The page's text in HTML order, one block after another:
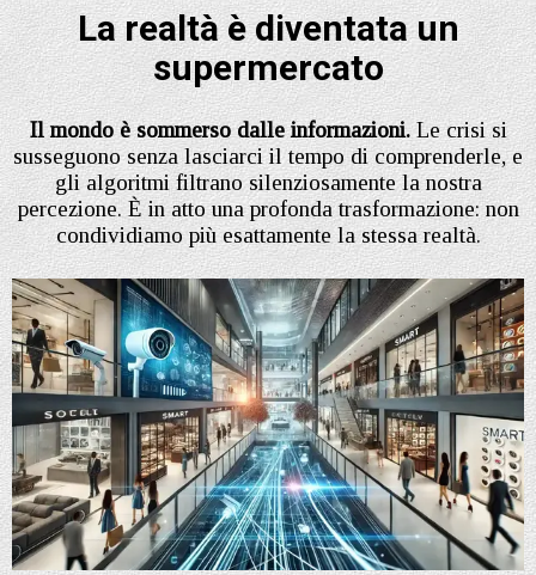
La realtà è diventata un
supermercato
Il mondo è sommerso dalle informazioni.Le crisi si
susseguono senza lasciarci il tempo di comprenderle, e
gli algoritmi filtrano silenziosamente la nostra
percezione. È in atto una profonda trasformazione: non
condividiamo più esattamente la stessa realtà.